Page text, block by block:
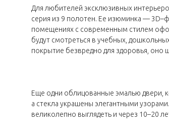
Для любителей эксклюзивных
серия из 9 полотен. Ее изюминка —
помещениях с современным стилем
будут смотреться в учебных,
покрытие безвредно для здоровья, оно
Еще одни облицованные эмалью двери,
а стекла украшены элегантными
великолепно выглядеть и через 10–20